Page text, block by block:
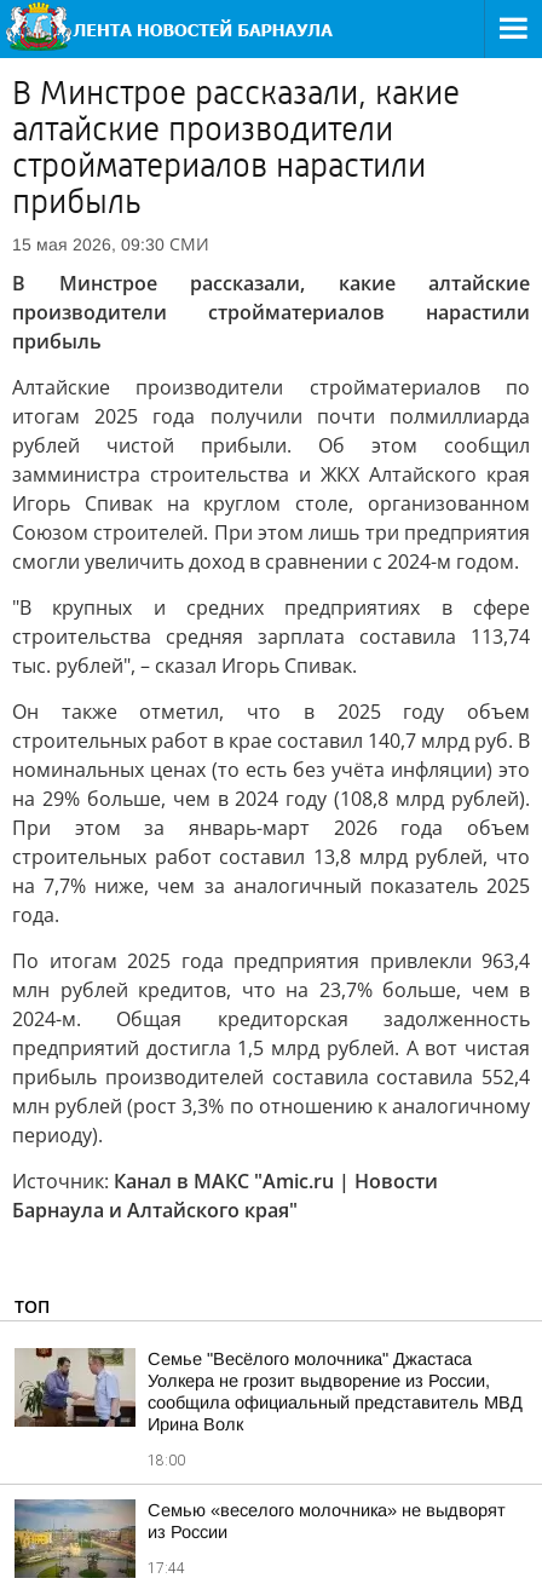
В Минстрое рассказали, какие
алтайские производители
стройматериалов нарастили
прибыль
15 мая 2026, 09:30 СМИ
В Минстрое рассказали, какие алтайские
производители стройматериалов нарастили
прибыль
Алтайские производители стройматериалов по
итогам 2025 года получили почти полмиллиарда
рублей чистой прибыли. Об этом сообщил
замминистра строительства и ЖКХ Алтайского края
Игорь Спивак на круглом столе, организованном
Союзом строителей. При этом лишь три предприятия
смогли увеличить доход в сравнении с 2024-м годом.
"В крупных и средних предприятиях в сфере
строительства средняя зарплата составила 113,74
тыс. рублей", – сказал Игорь Спивак.
Он также отметил, что в 2025 году объем
строительных работ в крае составил 140,7 млрд руб. В
номинальных ценах (то есть без учёта инфляции) это
на 29% больше, чем в 2024 году (108,8 млрд рублей).
При этом за январь-март 2026 года объем
строительных работ составил 13,8 млрд рублей, что
на 7,7% ниже, чем за аналогичный показатель 2025
года.
По итогам 2025 года предприятия привлекли 963,4
млн рублей кредитов, что на 23,7% больше, чем в
2024-м. Общая кредиторская задолженность
предприятий достигла 1,5 млрд рублей. А вот чистая
прибыль производителей составила составила 552,4
млн рублей (рост 3,3% по отношению к аналогичному
периоду).
Источник: Канал в МАКС "Amic.ru | Новости
Барнаула и Алтайского края"
ТОП
Семье "Весёлого молочника" Джастаса
Уолкера не грозит выдворение из России,
сообщила официальный представитель МВД
Ирина Волк
18:00
Семью «веселого молочника» не выдворят
из России
17:44